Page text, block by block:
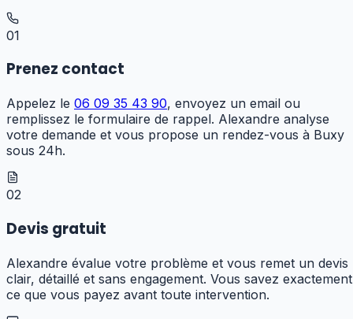
01
Prenez contact
Appelez le 06 09 35 43 90, envoyez un email ou
remplissez le formulaire de rappel. Alexandre analyse
votre demande et vous propose un rendez-vous à Buxy
sous 24h.
02
Devis gratuit
Alexandre évalue votre problème et vous remet un devis
clair, détaillé et sans engagement. Vous savez exactement
ce que vous payez avant toute intervention.